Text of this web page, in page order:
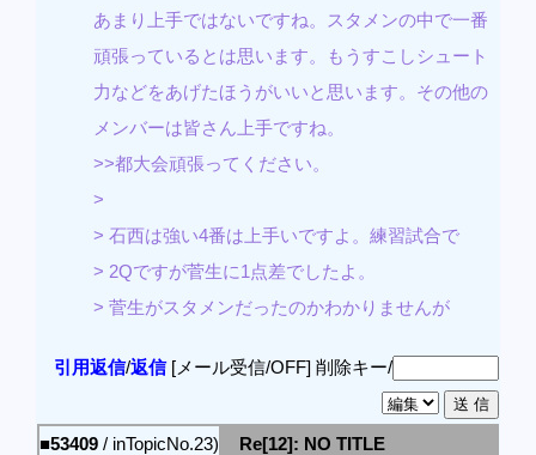
あまり上手ではないですね。スタメンの中で一番
頑張っているとは思います。もうすこしシュート
力などをあげたほうがいいと思います。その他の
メンバーは皆さん上手ですね。
>>都大会頑張ってください。
>
> 石西は強い4番は上手いですよ。練習試合で
> 2Qですが菅生に1点差でしたよ。
> 菅生がスタメンだったのかわかりませんが
引用返信/返信[メール受信/OFF] 削除キー/
■53409 / inTopicNo.23)
Re[12]: NO TITLE